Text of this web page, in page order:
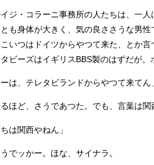
ジ・コラーニ事務所の人たちは、一人
も身体が大きく、気の良ささうな男
いつはドイツからやつて来た、とか言
ビーズはイギリスBBS製のはずだが。
ーは、テレタビランドからやつて来てん」
ほど、さうであつた。でも、言葉は関
ちは関西やねん」
でッかー。ほな、サイナラ。